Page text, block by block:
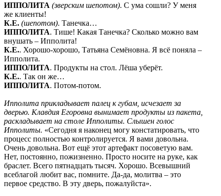
ИППОЛИТА (зверским шепотом). С ума сошли? У меня
же клиенты!
К.Е. (шепотом). Танечка…
ИППОЛИТА. Тише! Какая Танечка? Сколько можно вам
внушать – Ипполита!
К.Е.. Хорошо-хорошо, Татьяна Семёновна. Я всё поняла –
Ипполита.
ИППОЛИТА. Продукты на стол. Лёша уберёт.
К.Е.. Так он же…
ИППОЛИТА. Потом-потом.
Ипполита прикладывает палец к губам, исчезает за
дверью. Клавдия Егоровна вынимает продукты из пакета,
раскладывает на столе Ипполиты. Слышен голос
Ипполиты. «Сегодня я наконец могу констатировать, что
процесс полностью контролируется. Я вами довольна.
Очень довольна. Вот ещё этот артефакт посоветую вам.
Нет, постоянно, пожизненно. Просто носите на руке, как
браслет. Всего пятнадцать тысяч. Хорошо. Всевышний
всеблагой любит вас, помните. Да-да, молитва – это
первое средство. В эту дверь, пожалуйста».